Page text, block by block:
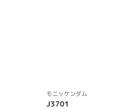
モニッケンダム
J3701